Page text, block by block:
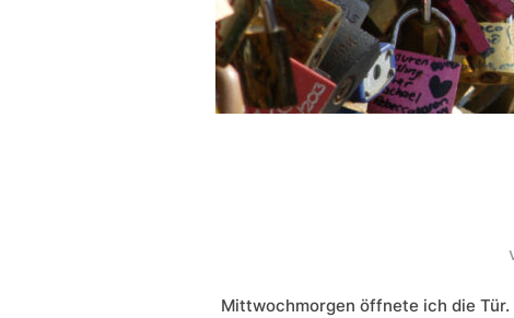
Mittwochmorgen öffnete ich die